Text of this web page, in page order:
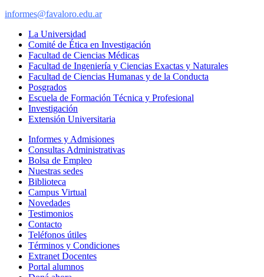
informes@favaloro.edu.ar
La Universidad
Comité de Ética en Investigación
Facultad de Ciencias Médicas
Facultad de Ingeniería y Ciencias Exactas y Naturales
Facultad de Ciencias Humanas y de la Conducta
Posgrados
Escuela de Formación Técnica y Profesional
Investigación
Extensión Universitaria
Informes y Admisiones
Consultas Administrativas
Bolsa de Empleo
Nuestras sedes
Biblioteca
Campus Virtual
Novedades
Testimonios
Contacto
Teléfonos útiles
Términos y Condiciones
Extranet Docentes
Portal alumnos